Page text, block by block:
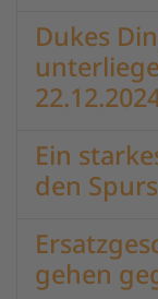
Dukes
Ein
den
gehen